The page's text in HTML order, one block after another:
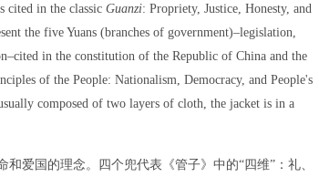
cited in the classic Guanzi: Propriety, Justice, Honesty, and
the five Yuans (branches of government)–legislation,
in the constitution of the Republic of China and the
of the People: Nationalism, Democracy, and People's
composed of two layers of cloth, the jacket is in a
爱国的理念。四个兜代表《管子》中的“四维”：礼、